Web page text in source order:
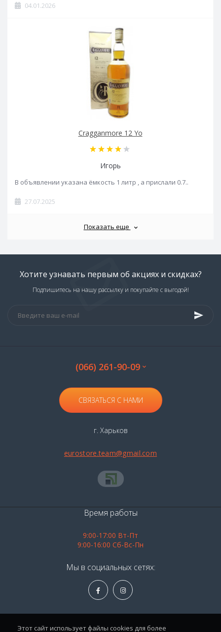
04.01.2026
Cragganmore 12 Yo
Игорь
В объявлении указана ёмкость 1 литр , а прислали 0.7..
27.07.2025
Показать еще
Хотите узнавать первым об акциях и скидках?
Подпишитесь на нашу рассылку и покупайте с выгодой!
(066) 261-90-09
СВЯЗАТЬСЯ С НАМИ
г. Харьков
eurostore.team@gmail.com
Время работы
9:00-17:00 Вт-Пт
9:00-16:00 Сб-Вс-Пн
Мы в социальных сетях:
Этот сайт использует файлы cookies для более